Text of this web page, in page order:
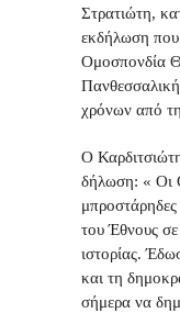
Στρατιώτη,
εκδήλωση
Ομοσπονδία
χρόνων από
Ο
δήλωση: « Οι
του Έθνους σε
ιστορίας.
και τη
σήμερα να